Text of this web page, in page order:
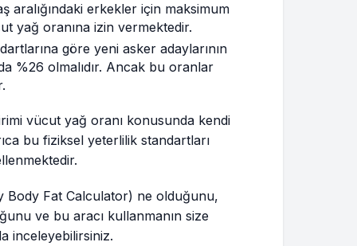
aralığındaki erkekler için maksimum
yağ oranına izin vermektedir.
göre yeni asker adaylarının
%26 olmalıdır. Ancak bu oranlar
vücut yağ oranı konusunda kendi
bu fiziksel yeterlilik standartları
Body Fat Calculator) ne olduğunu,
ve bu aracı kullanmanın size
inceleyebilirsiniz.